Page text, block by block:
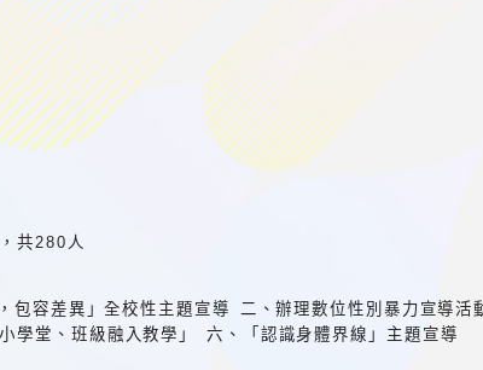
共280人
包容差異」全校性主題宣導 二、辦理數位性別暴力宣導
學堂、班級融入教學」 六、「認識身體界線」主題宣導